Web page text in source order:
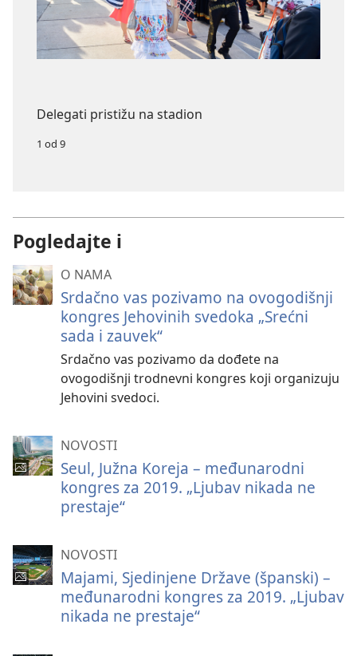
Delegati pristižu na stadion
1 od 9
Pogledajte i
O NAMA
Srdačno vas pozivamo na ovogodišnji
kongres Jehovinih svedoka „Srećni
sada i zauvek“
Srdačno vas pozivamo da dođete na
ovogodišnji trodnevni kongres koji organizuju
Jehovini svedoci.
NOVOSTI
Seul, Južna Koreja – međunarodni
kongres za 2019. „Ljubav nikada ne
prestaje“
NOVOSTI
Majami, Sjedinjene Države (španski) –
međunarodni kongres za 2019. „Ljubav
nikada ne prestaje“